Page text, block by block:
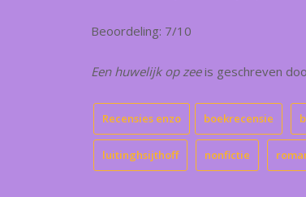
Beoordeling: 7/10
Een huwelijk op zeeis geschreven
Recensies enzo boekrecensie
luitinghsijthoff nonfictie